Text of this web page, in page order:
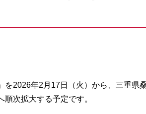
を2026年2月17日（火）から、三重県
次拡大する予定です。